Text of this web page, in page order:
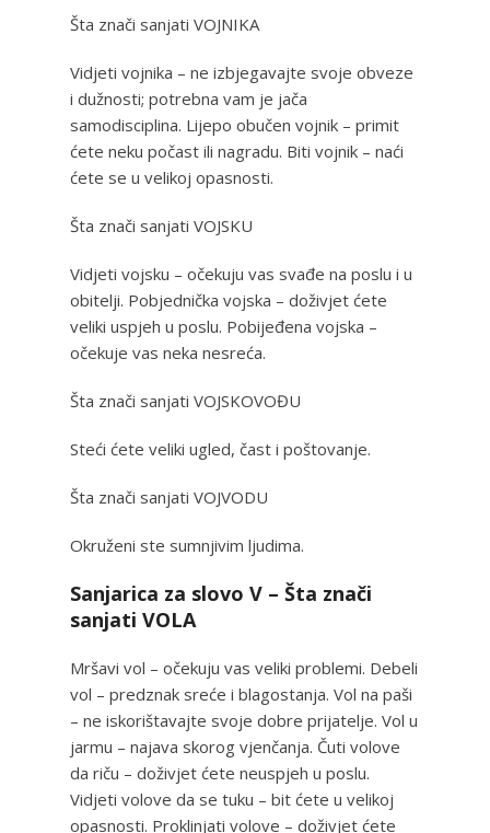
Šta znači sanjati VOJNIKA
Vidjeti vojnika – ne izbjegavajte svoje obveze
i dužnosti; potrebna vam je jača
samodisciplina. Lijepo obučen vojnik – primit
ćete neku počast ili nagradu. Biti vojnik – naći
ćete se u velikoj opasnosti.
Šta znači sanjati VOJSKU
Vidjeti vojsku – očekuju vas svađe na poslu i u
obitelji. Pobjednička vojska – doživjet ćete
veliki uspjeh u poslu. Pobijeđena vojska –
očekuje vas neka nesreća.
Šta znači sanjati VOJSKOVOĐU
Steći ćete veliki ugled, čast i poštovanje.
Šta znači sanjati VOJVODU
Okruženi ste sumnjivim ljudima.
Sanjarica za slovo V – Šta znači
sanjati VOLA
Mršavi vol – očekuju vas veliki problemi. Debeli
vol – predznak sreće i blagostanja. Vol na paši
– ne iskorištavajte svoje dobre prijatelje. Vol u
jarmu – najava skorog vjenčanja. Čuti volove
da riču – doživjet ćete neuspjeh u poslu.
Vidjeti volove da se tuku – bit ćete u velikoj
opasnosti. Proklinjati volove – doživjet ćete